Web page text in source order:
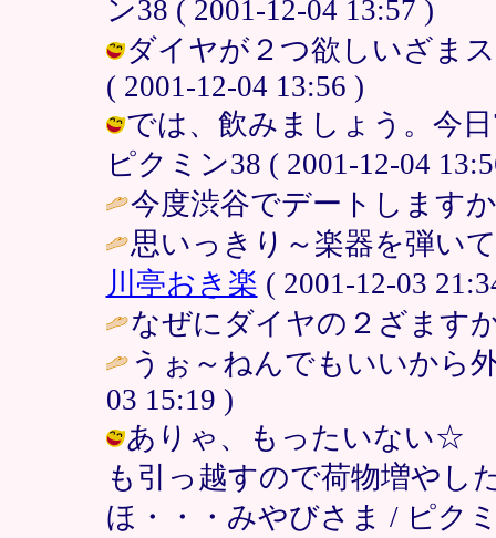
ン38 ( 2001-12-04 13:57 )
ダイヤが２つ欲しいざま
( 2001-12-04 13:56 )
では、飲みましょう。今
ピクミン38 ( 2001-12-04
今度渋谷でデートします
思いっきり～楽器を弾い
川亭おき楽 ( 2001-12-03
なぜにダイヤの２ざます
うぉ～ねんでもいいから
03 15:19 )
ありゃ、もったいない☆
も引っ越すので荷物増やし
ほ・・・みやびさま / ピク